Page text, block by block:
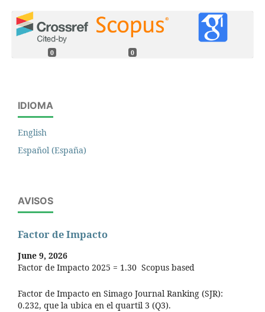
0 0
IDIOMA
English
Español (España)
AVISOS
Factor de Impacto
June 9, 2026
Factor de Impacto 2025 = 1.30 Scopus based
Factor de Impacto en Simago Journal Ranking (SJR):
0.232, que la ubica en el quartil 3 (Q3).